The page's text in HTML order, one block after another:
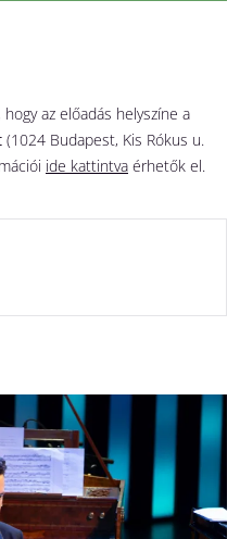
az előadás helyszíne a
(1024 Budapest, Kis Rókus u.
ide kattintva érhetők el.